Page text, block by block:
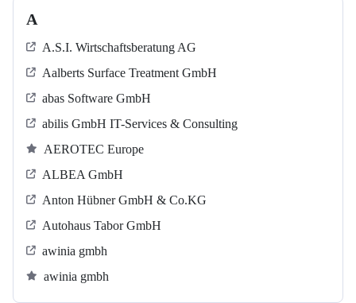
A
A.S.I. Wirtschaftsberatung AG
Aalberts Surface Treatment GmbH
abas Software GmbH
abilis GmbH IT-Services & Consulting
AEROTEC Europe
ALBEA GmbH
Anton Hübner GmbH & Co.KG
Autohaus Tabor GmbH
awinia gmbh
awinia gmbh